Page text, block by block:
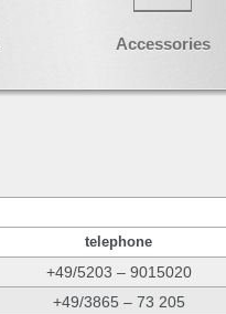
Accessories
telephone
+49/5203 – 9015020
+49/3865 – 73 205